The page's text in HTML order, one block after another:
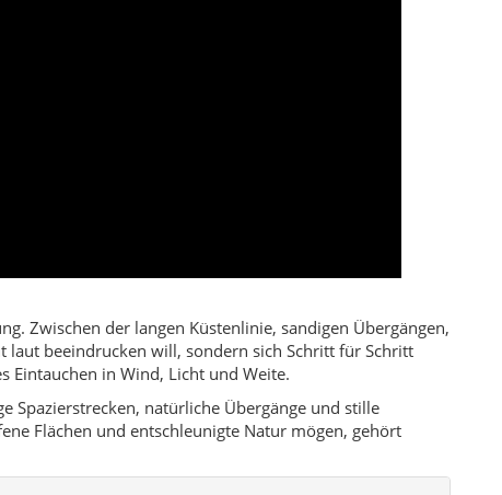
Zwischen der langen Küstenlinie, sandigen Übergängen,
laut beeindrucken will, sondern sich Schritt für Schritt
Eintauchen in Wind, Licht und Weite.
Spazierstrecken, natürliche Übergänge und stille
Flächen und entschleunigte Natur mögen, gehört